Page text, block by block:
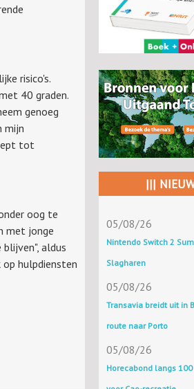
risico's.
40 graden.
genoeg
mijn
tot
oog te
met jonge
aldus
op hulpdiensten
|||
05/08/26
Nintendo Switch 2
Slagharen
05/08/26
Transavia breidt uit in
route naar Porto
05/08/26
Horecabond langs